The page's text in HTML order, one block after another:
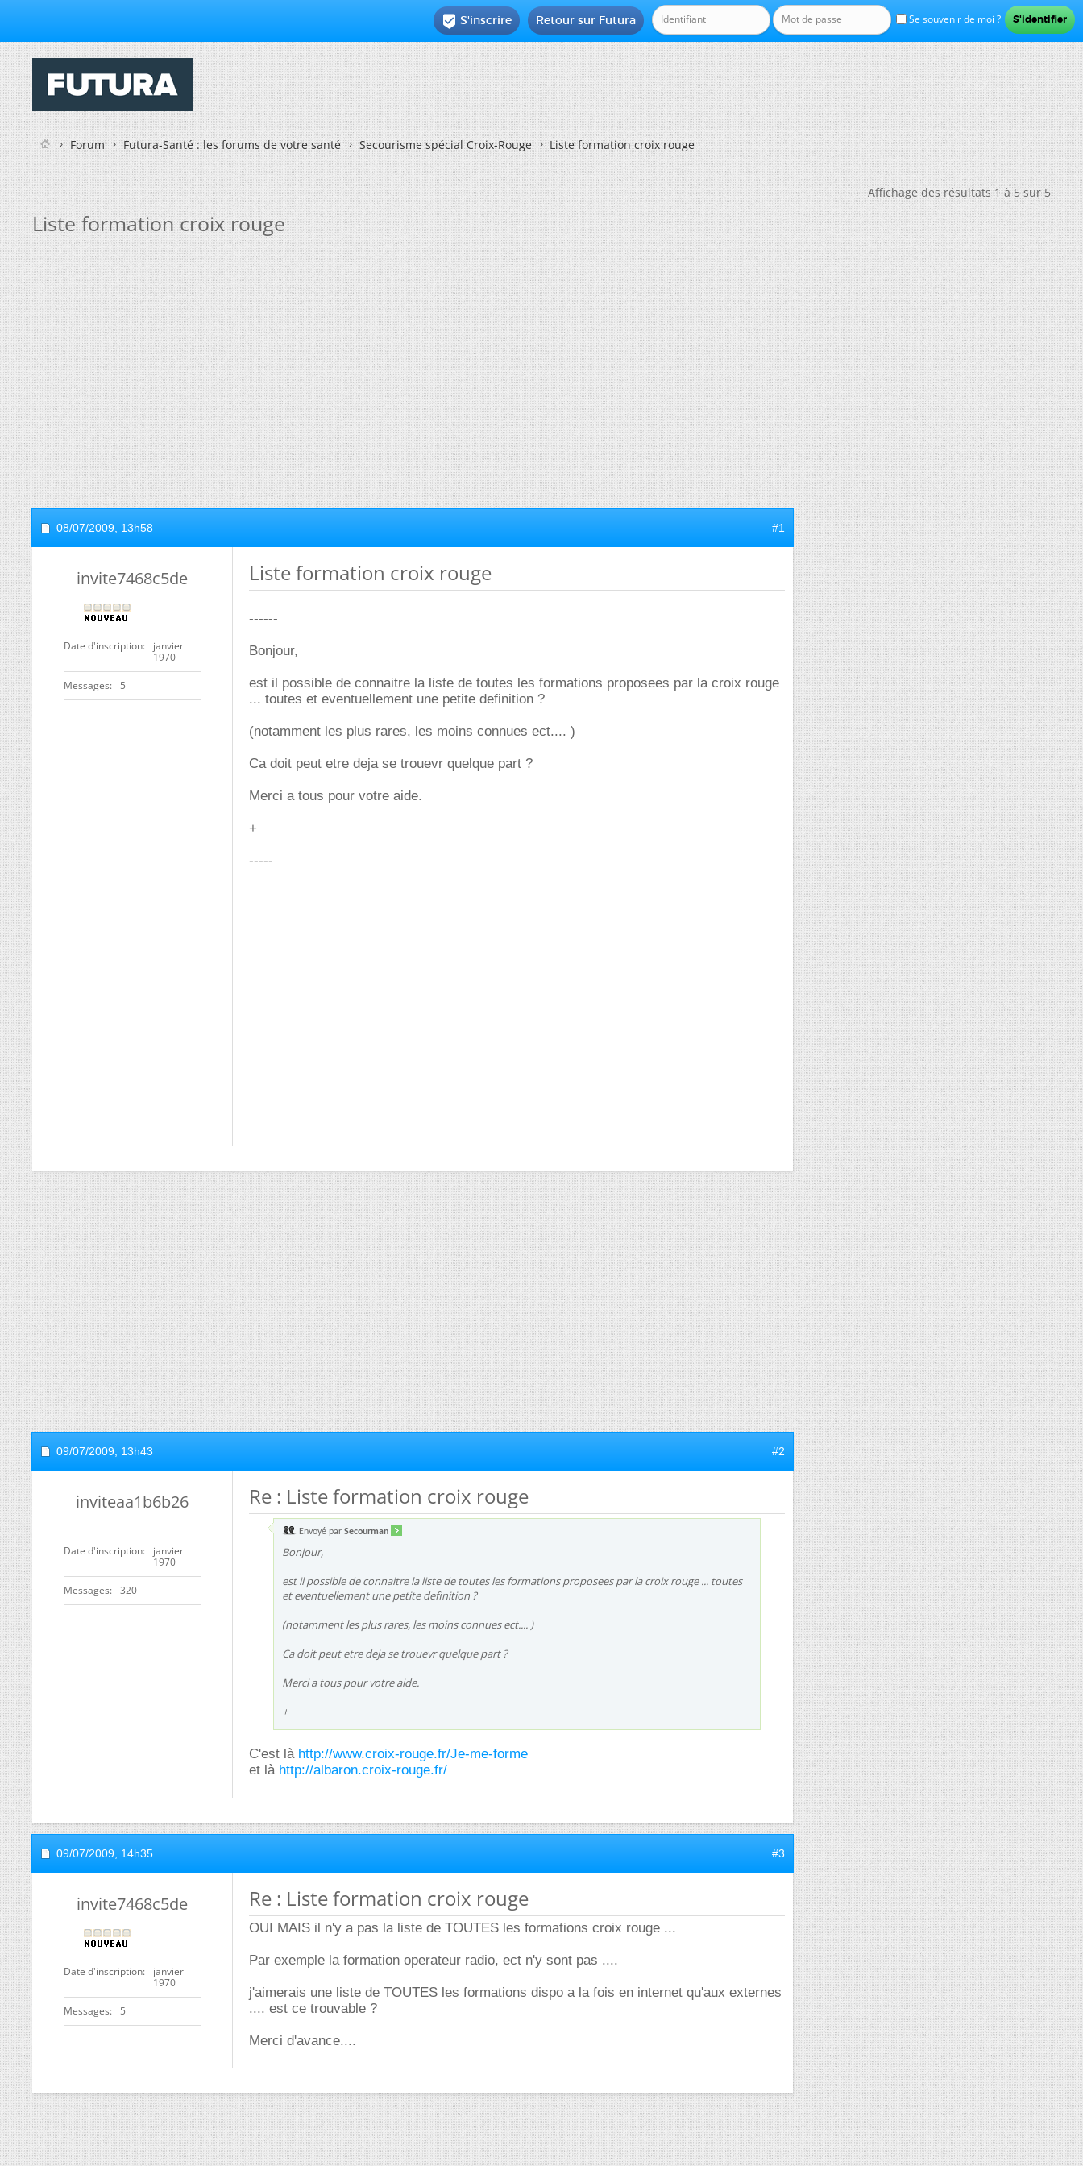
Se souvenir de moi ?
Retour sur Futura
 S'inscrire
Forum Futura-Santé : les forums de votre santé Secourisme spécial Croix-Rouge Liste formation croix rouge
Affichage des résultats 1 à 5 sur 5
Liste formation croix rouge
08/07/2009, 13h58 #1
invite7468c5de
Date d'inscription
janvier
1970
Messages 5
Liste formation croix rouge
------
Bonjour,
est il possible de connaitre la liste de toutes les formations proposees par la croix rouge
... toutes et eventuellement une petite definition ?
(notamment les plus rares, les moins connues ect.... )
Ca doit peut etre deja se trouevr quelque part ?
Merci a tous pour votre aide.
+
-----
09/07/2009, 13h43 #2
inviteaa1b6b26
Date d'inscription
janvier
1970
Messages 320
Re : Liste formation croix rouge
Envoyé par Secourman
Bonjour,
est il possible de connaitre la liste de toutes les formations proposees par la croix rouge ... toutes
et eventuellement une petite definition ?
(notamment les plus rares, les moins connues ect.... )
Ca doit peut etre deja se trouevr quelque part ?
Merci a tous pour votre aide.
+
C'est là http://www.croix-rouge.fr/Je-me-forme
et là http://albaron.croix-rouge.fr/
09/07/2009, 14h35 #3
invite7468c5de
Date d'inscription
janvier
1970
Messages 5
Re : Liste formation croix rouge
OUI MAIS il n'y a pas la liste de TOUTES les formations croix rouge ...
Par exemple la formation operateur radio, ect n'y sont pas ....
j'aimerais une liste de TOUTES les formations dispo a la fois en internet qu'aux externes
.... est ce trouvable ?
Merci d'avance....